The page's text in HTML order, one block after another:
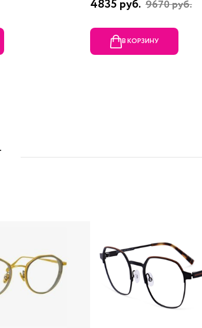
4835 руб. 9670 руб.
В КОРЗИНУ